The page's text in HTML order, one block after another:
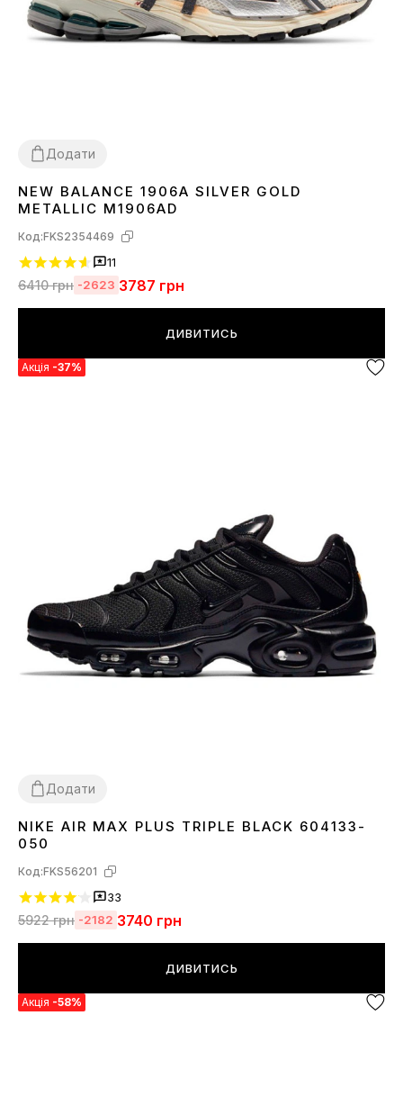
Додати
3637 3839404142 4344 45
NEW BALANCE 1906A SILVER GOLD
METALLIC M1906AD
Код:FKS2354469
11
6410грн -2623 3787 грн
ДИВИТИСЬ
Акція -37%
Додати
3637 38 39 404142 434445
NIKE AIR MAX PLUS TRIPLE BLACK 604133-
050
Код:FKS56201
33
5922грн -2182 3740 грн
ДИВИТИСЬ
Акція -58%